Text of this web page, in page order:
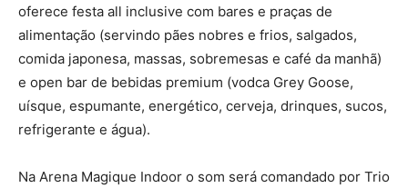
oferece festa all inclusive com bares e praças de
alimentação (servindo pães nobres e frios, salgados,
comida japonesa, massas, sobremesas e café da manhã)
e open bar de bebidas premium (vodca Grey Goose,
uísque, espumante, energético, cerveja, drinques, sucos,
refrigerante e água).
Na Arena Magique Indoor o som será comandado por Trio